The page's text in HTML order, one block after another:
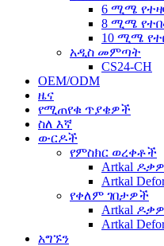
6 ሚሜ
8 ሚሜ
10 ሚሜ
አዲስ መምጣት
CS24-CH
OEM/ODM
ዜና
የሚጠየቁ ጥያቄዎች
ስለ እኛ
ውርዶች
የምስክር ወረቀቶች
Artkal
Artkal
የቀለም ገበታዎች
Artkal
Artkal
አግኙን